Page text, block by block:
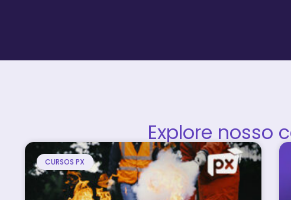
Explore nosso
CURSOS PX